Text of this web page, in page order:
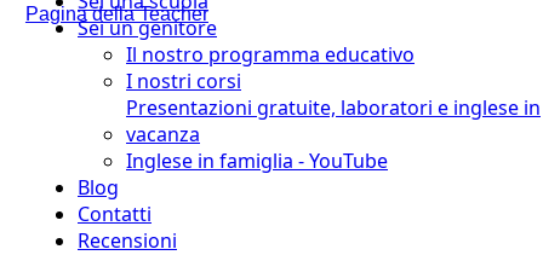
Sei un genitore
Il nostro programma educativo
I nostri corsi
Presentazioni gratuite, laboratori e inglese in
vacanza
Inglese in famiglia - YouTube
Blog
Contatti
Recensioni
Pagina della Teacher